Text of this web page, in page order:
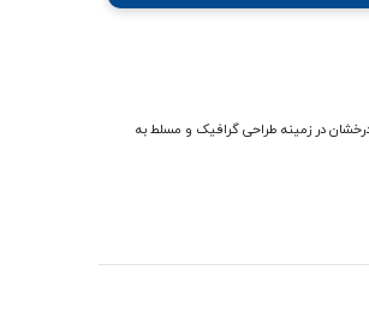
افزار و طراح گرافیک هستم دارای بیش از 5 سال سابقه کار درخشان در زمینه طراحی گرافیک و مسلط به